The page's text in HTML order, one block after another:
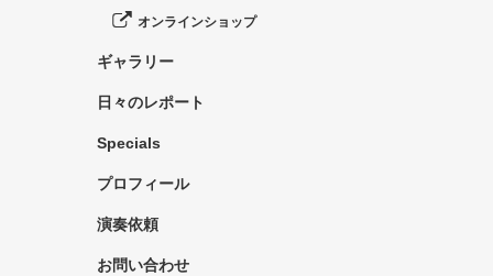
オンラインショップ
ギャラリー
日々のレポート
Specials
プロフィール
演奏依頼
お問い合わせ